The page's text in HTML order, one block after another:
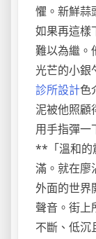
懼。新鮮蒜
如果再這樣
難以為繼。
光芒的小銀
診所設計色
泥被他照顧
用手指彈一
**「溫和的
滿。就在廖
外面的世界
聲音。街上
不斷、低